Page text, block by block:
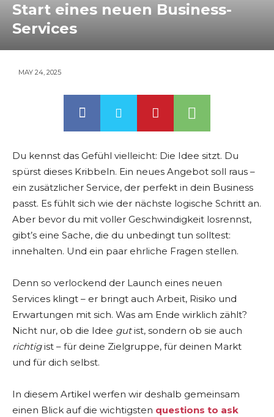
Start eines neuen Business-
Services
MAY 24, 2025
Du kennst das Gefühl vielleicht: Die Idee sitzt. Du
spürst dieses Kribbeln. Ein neues Angebot soll raus –
ein zusätzlicher Service, der perfekt in dein Business
passt. Es fühlt sich wie der nächste logische Schritt an.
Aber bevor du mit voller Geschwindigkeit losrennst,
gibt’s eine Sache, die du unbedingt tun solltest:
innehalten. Und ein paar ehrliche Fragen stellen.
Denn so verlockend der Launch eines neuen
Services klingt – er bringt auch Arbeit, Risiko und
Erwartungen mit sich. Was am Ende wirklich zählt?
Nicht nur, ob die Idee gutist, sondern ob sie auch
richtigist – für deine Zielgruppe, für deinen Markt
und für dich selbst.
In diesem Artikel werfen wir deshalb gemeinsam
einen Blick auf die wichtigsten questions to ask